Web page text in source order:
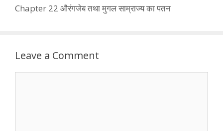
Chapter 22 औरंगजेब तथा मुगल साम्राज्य का पतन
Leave a Comment